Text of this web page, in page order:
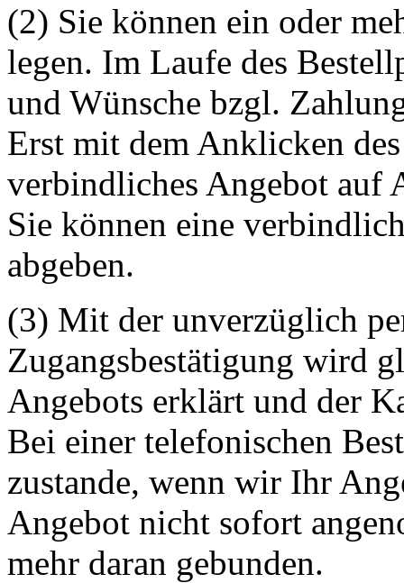
(2) Sie können ein oder
legen. Im Laufe des
und Wünsche bzgl.
Erst mit dem Anklicken
verbindliches Angebot auf
Sie können eine
abgeben.
(3) Mit der unverzüglich
Zugangsbestätigung wird
Angebots erklärt und der
Bei einer telefonischen
zustande, wenn wir Ihr
Angebot nicht sofort
mehr daran gebunden.